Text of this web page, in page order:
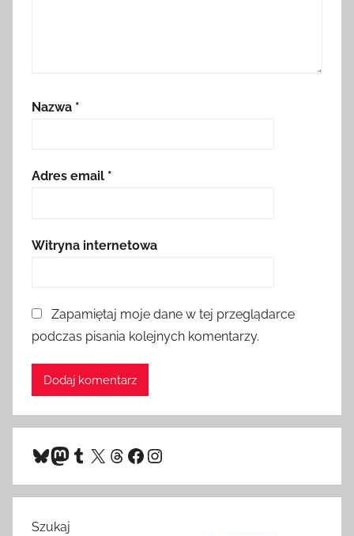
Nazwa *
Adres email *
Witryna internetowa
Zapamiętaj moje dane w tej przeglądarce
podczas pisania kolejnych komentarzy.
Bluesky
Mastodon
Tumblr
X Threads
Facebook
Instagram
Szukaj